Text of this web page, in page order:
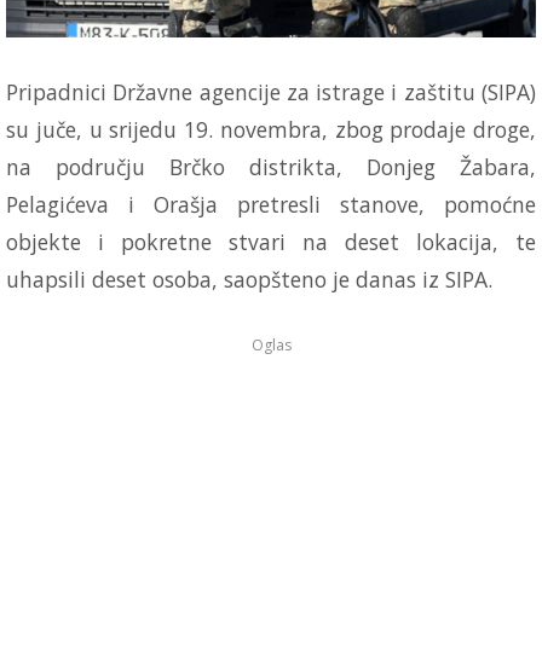
Pripadnici Državne agencije za istrage i zaštitu (SIPA)
su juče, u srijedu 19. novembra, zbog prodaje droge,
na području Brčko distrikta, Donjeg Žabara,
Pelagićeva i Orašja pretresli stanove, pomoćne
objekte i pokretne stvari na deset lokacija, te
uhapsili deset osoba, saopšteno je danas iz SIPA.
Oglas